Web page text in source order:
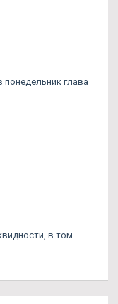
понедельник глава
в том